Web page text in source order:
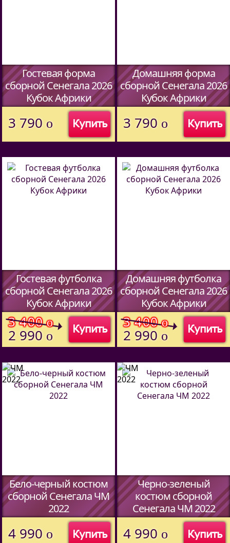
Гостевая форма
сборной Сенегала 2026
Кубок Африки
)
Купить
3 790 o
Домашняя форма
сборной Сенегала 2026
Кубок Африки
)
Купить
3 790 o
Гостевая футболка
сборной Сенегала 2026
Кубок Африки
(Код:408221925 )
Купить
3 400o
2 990 o
Домашняя футболка
сборной Сенегала 2026
Кубок Африки
(Код:408221925 )
Купить
3 400o
2 990 o
Бело-черный костюм
сборной Сенегала ЧМ
2022
)
Купить
4 990 o
Черно-зеленый
костюм сборной
Сенегала ЧМ 2022
)
Купить
4 990 o